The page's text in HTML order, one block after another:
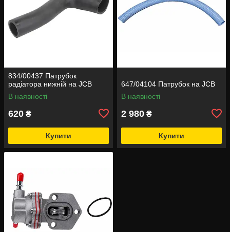
834/00437 Патрубок
радіатора нижній на JCB
В наявності
620 ₴
Купити
647/04104 Патрубок на JCB
В наявності
2 980 ₴
Купити